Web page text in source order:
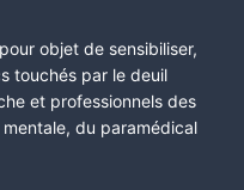
objet de sensibiliser,
touchés par le deuil
et professionnels des
du paramédical